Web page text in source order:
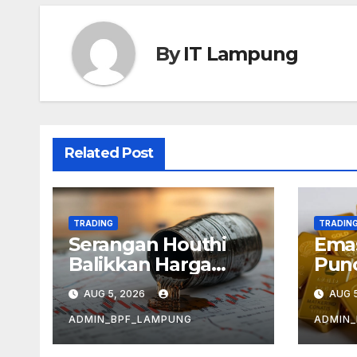
ByIT Lampung
Related Post
TRADING
Serangan Houthi
Balikkan Harga
Minyak
AUG 5, 2026
ADMIN_BPF_LAMPUNG
AUG